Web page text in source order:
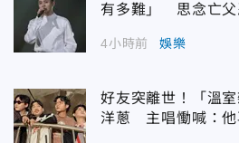
有多難」 思念亡父
4小時前 娛樂
好友突離世！「溫
洋蔥 主唱慟喊：他